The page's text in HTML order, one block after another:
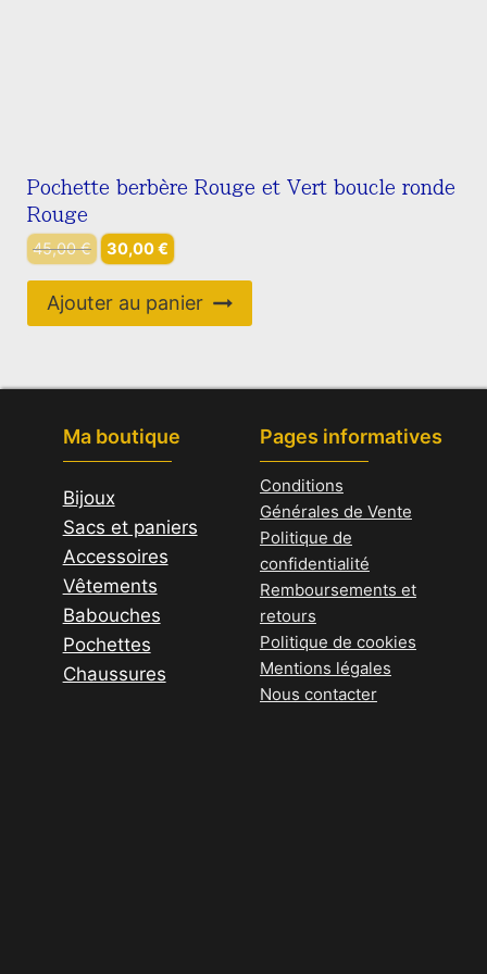
Pochette berbère Rouge et Vert boucle ronde
Rouge
45,00€ Le
initial
était :
30,00€ Le
actuel
est :
Ajouter au panier
Ma boutique
Bijoux
Sacs et paniers
Accessoires
Vêtements
Babouches
Pochettes
Chaussures
Pages informatives
Conditions
Générales de Vente
Politique de
confidentialité
Remboursements et
retours
Politique de cookies
Mentions légales
Nous contacter